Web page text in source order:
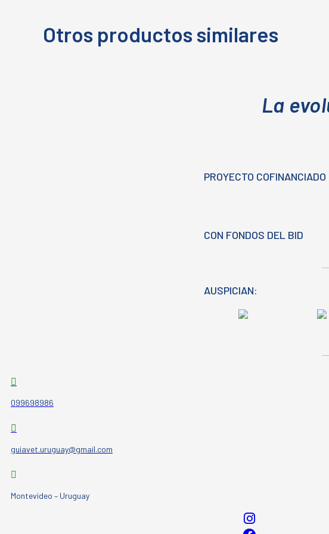
Otros productos similares
La
PROYECTO COFINANCIADO
CON FONDOS DEL BID
AUSPICIAN:
099698986
guiavet.uruguay@gmail.com
Montevideo – Uruguay